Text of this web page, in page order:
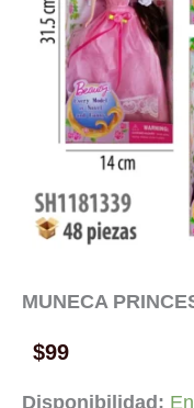
MUNECA
$99
Disponibilidad: